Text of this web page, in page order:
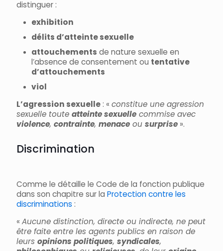
distinguer :
exhibition
délits d’atteinte sexuelle
attouchements de nature sexuelle en
l’absence de consentement ou tentative
d’attouchements
viol
L’agression sexuelle : « constitue une agression
sexuelle toute atteinte sexuelle commise avec
violence, contrainte, menace ou surprise ».
Discrimination
Comme le détaille le Code de la fonction publique
dans son chapitre sur la Protection contre les
discriminations :
« Aucune distinction, directe ou indirecte, ne peut
être faite entre les agents publics en raison de
leurs opinions politiques, syndicales,